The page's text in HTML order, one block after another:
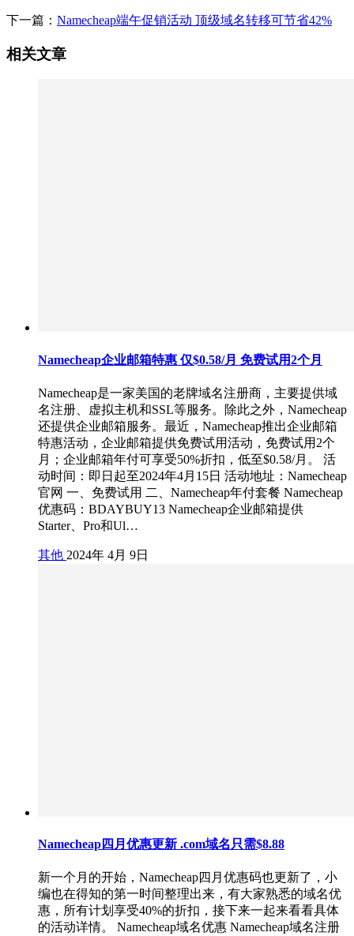
下一篇： Namecheap端午促销活动 顶级域名转移可节省42%
相关文章
Namecheap企业邮箱特惠 仅$0.58/月 免费试用2个月
Namecheap是一家美国的老牌域名注册商，主要提供域
名注册、虚拟主机和SSL等服务。除此之外，Namecheap
还提供企业邮箱服务。最近，Namecheap推出企业邮箱
特惠活动，企业邮箱提供免费试用活动，免费试用2个
月；企业邮箱年付可享受50%折扣，低至$0.58/月。 活
动时间：即日起至2024年4月15日 活动地址：Namecheap
官网 一、免费试用 二、Namecheap年付套餐 Namecheap
优惠码：BDAYBUY13 Namecheap企业邮箱提供
Starter、Pro和Ul…
其他 2024年 4月 9日
Namecheap四月优惠更新 .com域名只需$8.88
新一个月的开始，Namecheap四月优惠码也更新了，小
编也在得知的第一时间整理出来，有大家熟悉的域名优
惠，所有计划享受40%的折扣，接下来一起来看看具体
的活动详情。 Namecheap域名优惠 Namecheap域名注册